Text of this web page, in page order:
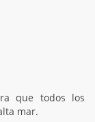
que todos los
mar.